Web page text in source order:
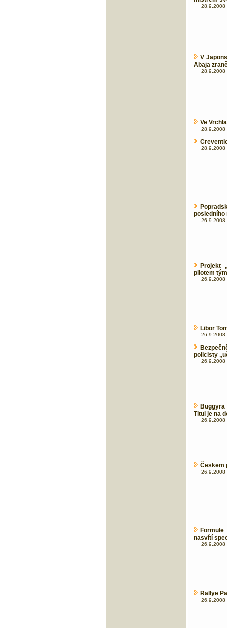
28.9.2008
V
Abaja
28.9.2008
Ve
28.9.2008
28.9.2008
posledního
26.9.2008
Projekt
pilotem
26.9.2008
Libor
26.9.2008
policisty
26.9.2008
Titul je na
26.9.2008
Českem
26.9.2008
nasvítí
26.9.2008
Rallye
26.9.2008